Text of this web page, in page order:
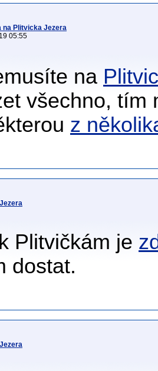
na Plitvicka Jezera
05:55
na
všechno, tím
z
Plitvičkám je
dostat.